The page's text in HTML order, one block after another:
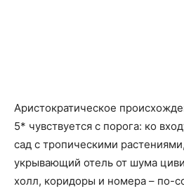
Аристократическое
5* чувствуется с порога: ко
сад с тропическими
укрывающий отель от шума
холл, коридоры и номера – по-